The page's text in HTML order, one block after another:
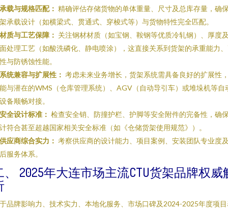
承载与规格匹配： 精确评估存储货物的单体重量、尺寸及总库存量，确
承载设计（如横梁式、贯通式、穿梭式等）与货物特性完全匹配。
材质与工艺保障： 关注钢材材质（如宝钢、鞍钢等优质冷轧钢）、厚度
处理工艺（如酸洗磷化、静电喷涂），这直接关系到货架的承重能力
与防锈蚀性能。
系统兼容与扩展性： 考虑未来业务增长，货架系统需具备良好的扩展性
与潜在的WMS（仓库管理系统）、AGV（自动导引车）或堆垛机等自
备顺畅对接。
安全设计标准： 检查安全销、防撞护栏、护脚等安全附件的完备性，确
符合甚至超越国家相关安全标准（如《仓储货架使用规范》）。
供应商综合实力： 考察供应商的设计能力、项目案例、安装团队专业度
服务体系。
、 2025年大连市场主流CTU货架品牌权威
品牌影响力、技术实力、本地化服务、市场口碑及2024-2025年度项